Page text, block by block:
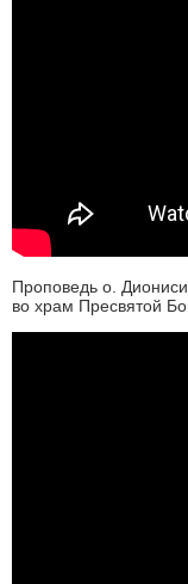
Проповедь о.
во храм Пресвятой